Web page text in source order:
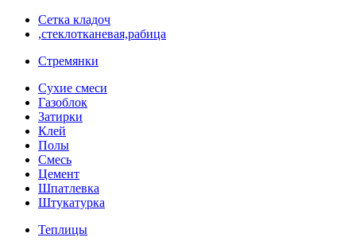
Сетка кладоч
,стеклотканевая,рабица
Стремянки
Сухие смеси
Газоблок
Затирки
Клей
Полы
Смесь
Цемент
Шпатлевка
Штукатурка
Теплицы